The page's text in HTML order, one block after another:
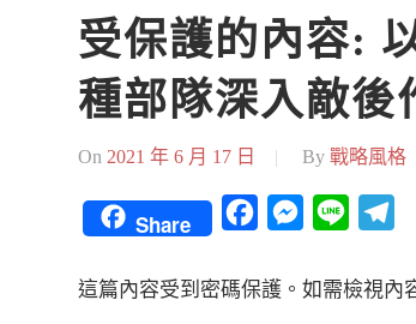
受保護的內容:
種部隊深入敵後
On 2021 年 6 月 17 日 By 戰略風格
Share FacebookMessenger
Line
這篇內容受到密碼保護。如需檢視內